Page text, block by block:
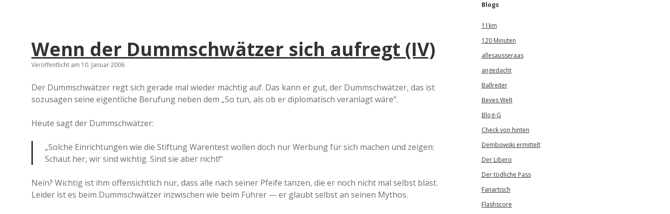
Wenn der Dummschwätzer sich aufregt (IV)
Veröffentlicht am 10. Januar 2006
Der Dummschwätzer regt sich gerade mal wieder mächtig auf. Das kann er gut, der Dummschwätzer, das ist
sozusagen seine eigentliche Berufung neben dem „So tun, als ob er diplomatisch veranlagt wäre“.
Heute sagt der Dummschwätzer:
„Solche Einrichtungen wie die Stiftung Warentest wollen doch nur Werbung für sich machen und zeigen:
Schaut her, wir sind wichtig. Sind sie aber nicht!“
Nein? Wichtig ist ihm offensichtlich nur, dass alle nach seiner Pfeife tanzen, die er noch nicht mal selbst bläst.
Leider ist es beim Dummschwätzer inzwischen wie beim Führer — er glaubt selbst an seinen Mythos.
Blogs
11km
120 Minuten
allesausseraas
angedacht
Ballreiter
Beves Welt
Blog-G
Check von hinten
Dembowski ermittelt
Der Libero
Der tödliche Pass
Fanartisch
Flashscore